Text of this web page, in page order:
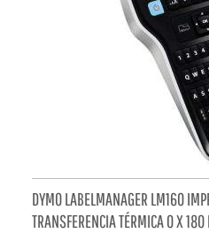
DYMO LABELMANAGER LM160
TRANSFERENCIA TÉRMICA 0 X 180